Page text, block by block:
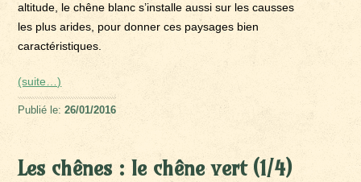
altitude, le chêne blanc s’installe aussi sur les causses
les plus arides, pour donner ces paysages bien
caractéristiques.
(suite…)
Publié le:26/01/2016
Les chênes : le chêne vert (1/4)